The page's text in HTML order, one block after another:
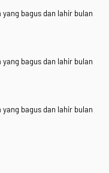
bagus dan lahir bulan
bagus dan lahir bulan
bagus dan lahir bulan